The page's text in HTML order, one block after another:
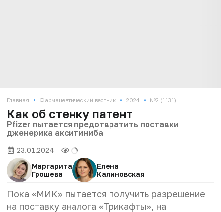
Главная • Фармацевтический вестник • 2024 • №2 (1131)
Как об стенку патент
Pfizer пытается предотвратить поставки
дженерика акситиниба
23.01.2024
Маргарита
Грошева
Елена
Калиновская
Пока «МИК» пытается получить разрешение
на поставку аналога «Трикафты», на